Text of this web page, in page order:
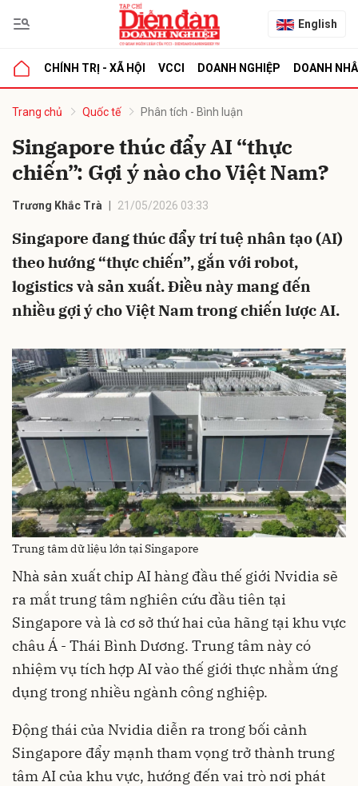
English
CHÍNH TRỊ - XÃ HỘI VCCI DOANH NGHIỆP DOANH
Trang chủ Quốc tế Phân tích - Bình luận
Singapore thúc đẩy AI “thực
chiến”: Gợi ý nào cho Việt Nam?
Trương Khắc Trà 21/05/2026 03:33
Singapore đang thúc đẩy trí tuệ nhân tạo (AI)
theo hướng “thực chiến”, gắn với robot,
logistics và sản xuất. Điều này mang đến
nhiều gợi ý cho Việt Nam trong chiến lược AI.
Trung tâm dữ liệu lớn tại Singapore
Nhà sản xuất chip AI hàng đầu thế giới Nvidia sẽ
ra mắt trung tâm nghiên cứu đầu tiên tại
Singapore và là cơ sở thứ hai của hãng tại khu vực
châu Á - Thái Bình Dương. Trung tâm này có
nhiệm vụ tích hợp AI vào thế giới thực nhằm ứng
dụng trong nhiều ngành công nghiệp.
Động thái của Nvidia diễn ra trong bối cảnh
Singapore đẩy mạnh tham vọng trở thành trung
tâm AI của khu vực, hướng đến vai trò nơi phát
luận
Hủy